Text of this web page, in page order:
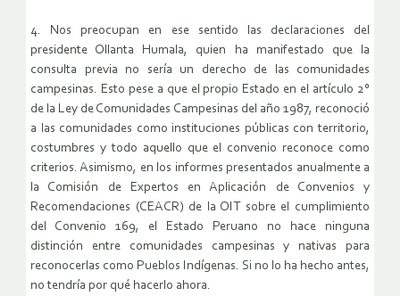
4. Nos preocupan en ese sentido las declaraciones del
presidente Ollanta Humala, quien ha manifestado que la
consulta previa no sería un derecho de las comunidades
campesinas. Esto pese a que el propio Estado en el artículo 2°
de la Ley de Comunidades Campesinas del año 1987, reconoció
a las comunidades como instituciones públicas con territorio,
costumbres y todo aquello que el convenio reconoce como
criterios. Asimismo, en los informes presentados anualmente a
la Comisión de Expertos en Aplicación de Convenios y
Recomendaciones (CEACR) de la OIT sobre el cumplimiento
del Convenio 169, el Estado Peruano no hace ninguna
distinción entre comunidades campesinas y nativas para
reconocerlas como Pueblos Indígenas. Si no lo ha hecho antes,
no tendría por qué hacerlo ahora.